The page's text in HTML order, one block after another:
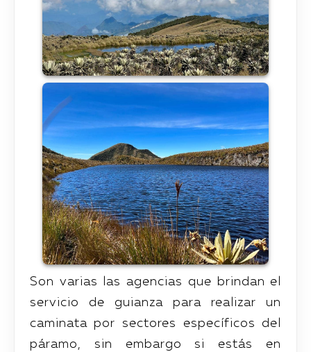
Son varias las agencias que brindan el
servicio de guianza para realizar un
caminata por sectores específicos del
páramo, sin embargo si estás en